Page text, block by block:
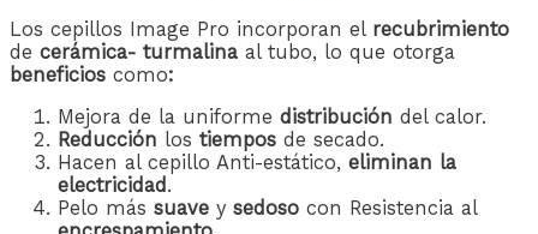
Los cepillos Image Pro incorporan el recubrimiento
de cerámica- turmalina al tubo, lo que otorga
beneficios como:
Mejora de la uniforme distribución del calor.
Reducción los tiempos de secado.
Hacen al cepillo Anti-estático, eliminan la
electricidad .
Pelo más suave y sedoso con Resistencia al